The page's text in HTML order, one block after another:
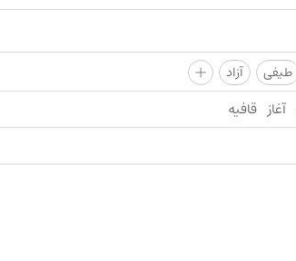
طیفی آزاد +
آغاز قافیه